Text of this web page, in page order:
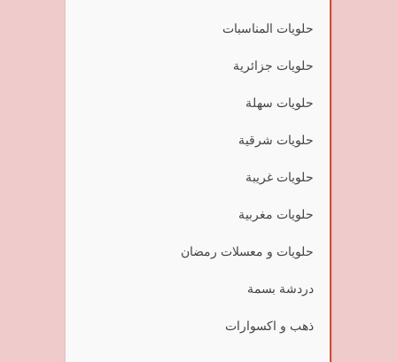
حلويات المناسبات
حلويات جزائرية
حلويات سهلة
حلويات شرقية
حلويات غريبة
حلويات مغربية
حلويات و معسلات رمضان
دردشة بسمة
ذهب و اكسوارات